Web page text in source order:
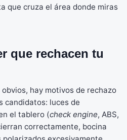
que cruza el área donde miras
que rechacen tu
hay motivos de rechazo
candidatos: luces de
el tablero (check engine, ABS,
correctamente, bocina